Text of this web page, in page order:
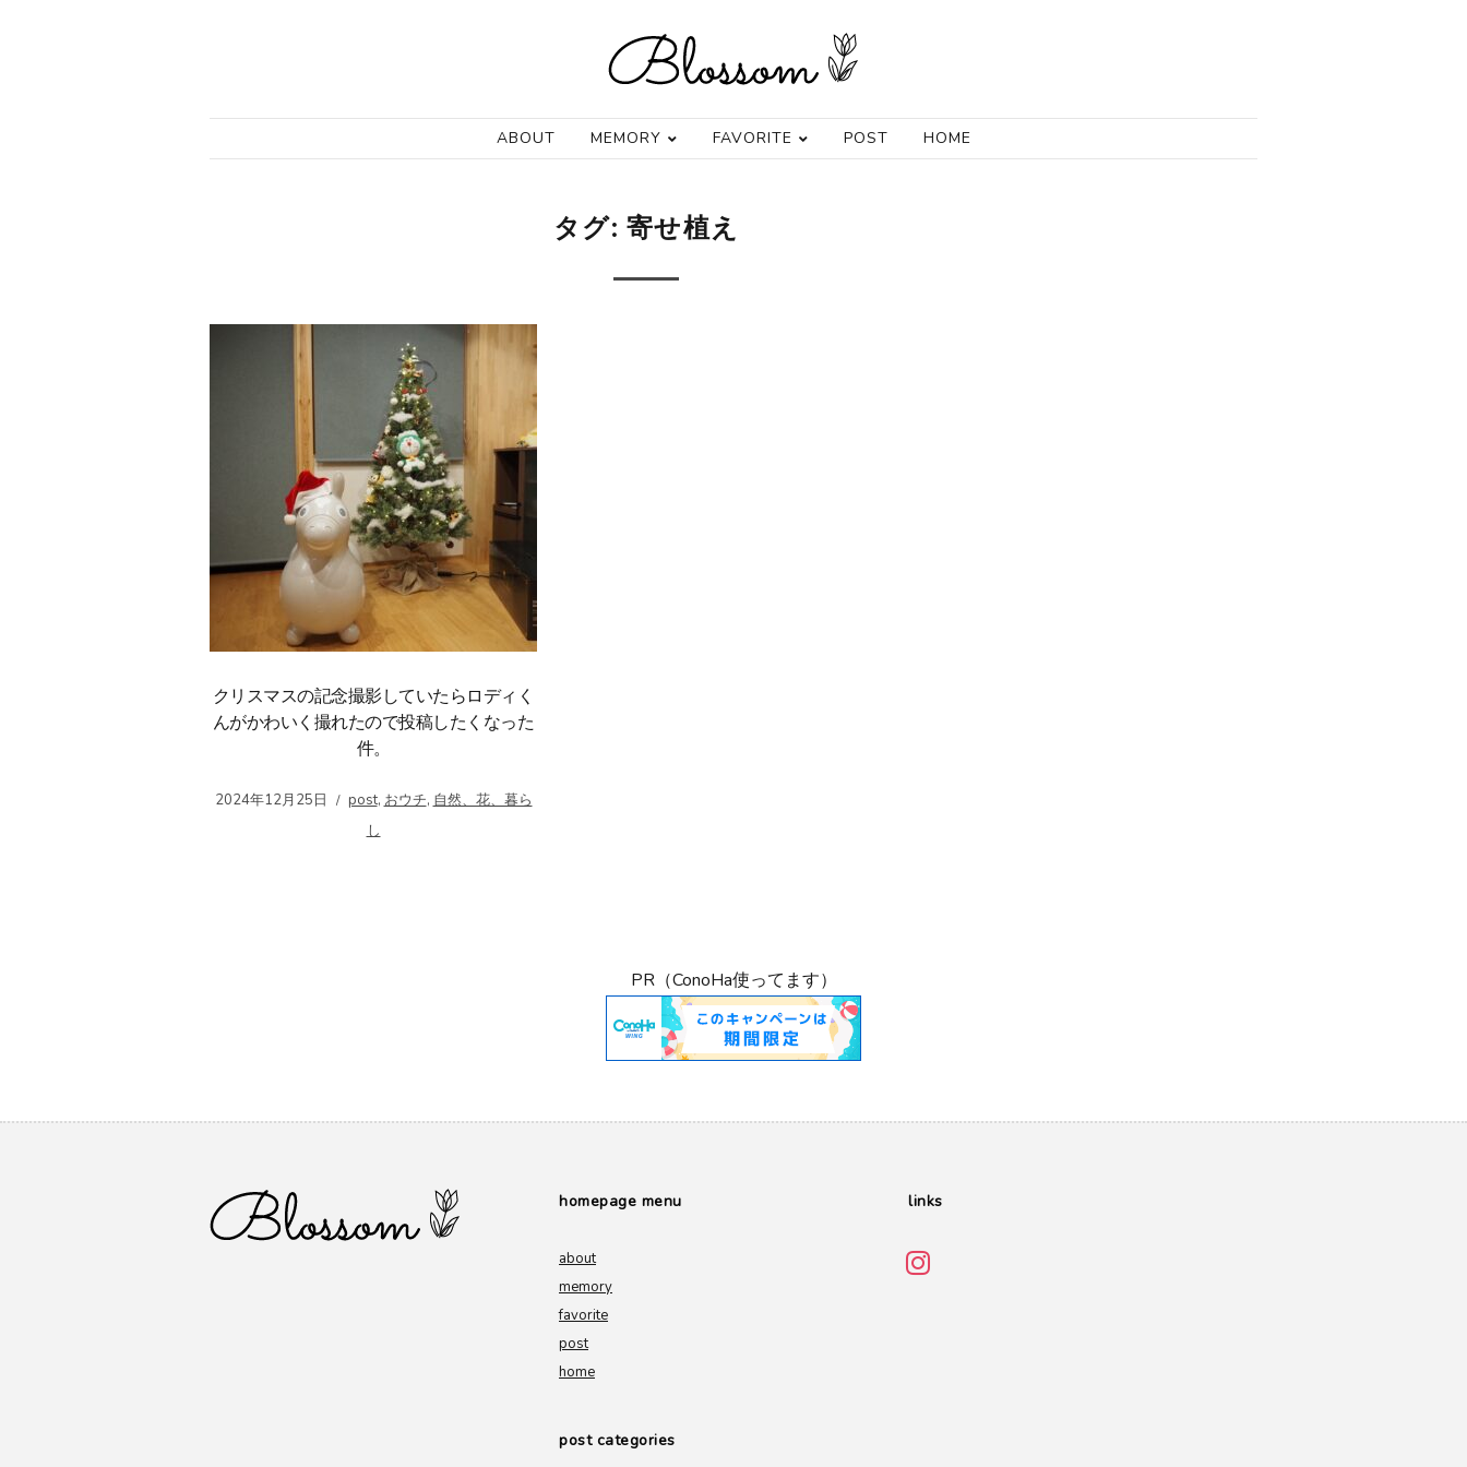
ABOUT MEMORY FAVORITE POST HOME
タグ: 寄せ植え
クリスマスの記念撮影していたらロディく
んがかわいく撮れたので投稿したくなった
件。
2024年12月25日 post, おウチ, 自然、花、暮ら
し
PR（ConoHa使ってます）
homepage menu
about
memory
favorite
post
home
post categories
links